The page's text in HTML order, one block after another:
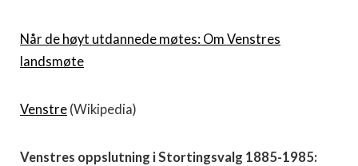
Når de høyt utdannede møtes: Om Venstres
landsmøte
Venstre (Wikipedia)
Venstres oppslutning i Stortingsvalg 1885-1985: